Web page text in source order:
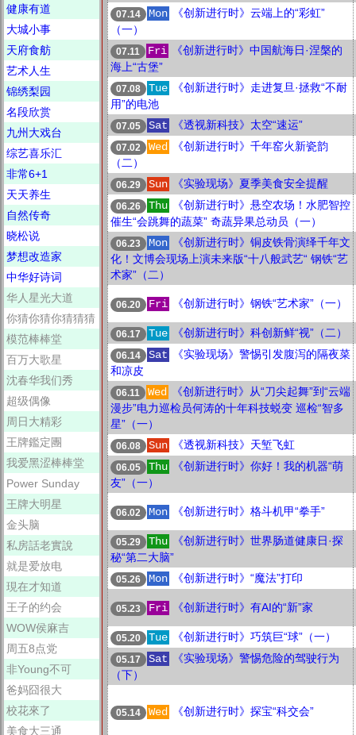
健康有道
大城小事
天府食舫
艺术人生
锦绣梨园
名段欣赏
九州大戏台
综艺喜乐汇
非常6+1
天天养生
自然传奇
晓松说
梦想改造家
中华好诗词
华人星光大道
你猜你猜你猜猜猜
模范棒棒堂
百万大歌星
沈春华我们秀
超级偶像
周日大精彩
王牌鑑定團
我爱黑涩棒棒堂
Power Sunday
王牌大明星
金头脑
私房話老實說
就是爱放电
現在才知道
王子的约会
WOW侯麻吉
周五8点党
非Young不可
爸妈囧很大
校花來了
美食大三通
07.14 Mon
《创新进行时》云端上的“彩虹”
（一）
07.11 Fri
《创新进行时》中国航海日·涅槃的
海上“古堡”
07.08 Tue
《创新进行时》走进复旦·拯救“不耐
用”的电池
07.05 Sat 《透视新科技》太空“速运”
07.02 Wed
《创新进行时》千年窑火新瓷韵
（二）
06.29 Sun 《实验现场》夏季美食安全提醒
06.26 Thu
《创新进行时》悬空农场！水肥智控
催生“会跳舞的蔬菜” 奇蔬异果总动员（一）
06.23 Mon
《创新进行时》铜皮铁骨演绎千年文
化！文博会现场上演未来版“十八般武艺“ 钢铁“艺
术家”（二）
06.20 Fri 《创新进行时》钢铁“艺术家”（一）
06.17 Tue 《创新进行时》科创新鲜“视”（二）
06.14 Sat
《实验现场》警惕引发腹泻的隔夜菜
和凉皮
06.11 Wed
《创新进行时》从“刀尖起舞”到“云端
漫步”电力巡检员何涛的十年科技蜕变 巡检“智多
星”（一）
06.08 Sun 《透视新科技》天堑飞虹
06.05 Thu
《创新进行时》你好！我的机器“萌
友”（一）
06.02 Mon 《创新进行时》格斗机甲“拳手”
05.29 Thu
《创新进行时》世界肠道健康日·探
秘“第二大脑”
05.26 Mon 《创新进行时》“魔法”打印
05.23 Fri 《创新进行时》有AI的“新”家
05.20 Tue 《创新进行时》巧筑巨“球”（一）
05.17 Sat
《实验现场》警惕危险的驾驶行为
（下）
05.14 Wed 《创新进行时》探宝“科交会”